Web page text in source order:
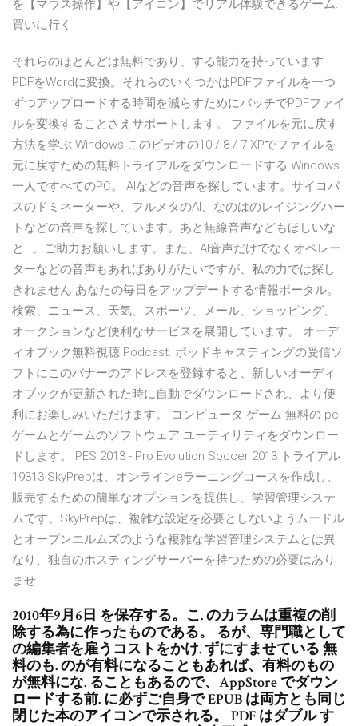
を【マウス操作】や【アイコン】でリアル体験できるゲーム:
買いに行く
それらのほとんどは無料であり、する能力を持っています
PDFをWordに変換。それらのいくつかはPDFファイルを一つ
ずつアップロードする時間を減らすためにバッチでPDFファイ
ルを変換することさえサポートします。 ファイルを元に戻す
方法を学ぶ Windows このビデオの10 / 8 / 7 XPでファイルを
元に戻すための無料トライアルをダウンロードする Windows
一人ですべてのPC。 AIなどの音声を探しています。サイコパ
スのドミネーターや、フルメタのAI、なのはのレイジングハー
トなどの音声を探しています。あと無線音声などもほしいな
と…。ご助力お願いします。また、AI音声だけでなくオペレー
ターなどの音声もあればありがたいですが、私の力では探し
きれません あなたの毎日をアップデートする情報ポータル。
検索、ニュース、天気、スポーツ、メール、ショッピング、
オークションなど便利なサービスを展開しています。 オーデ
ィオブック無料視聴 Podcast. ポッドキャスティングの受信ソ
フトにこのバナーのアドレスを登録すると、新しいオーディ
オブックが更新された時に自動でダウンロードされ、より便
利にお楽しみいただけます。 コンピュータ ゲーム 無料の pc
ゲームとゲームのソフトウェア ユーティリティをダウンロー
ドします。 PES 2013 - Pro Evolution Soccer 2013 トライアル
19313 SkyPrepは、オンラインeラーニングコースを作成し、
販売するための簡単なオプションを提供し、学習管理システ
ムです。SkyPrepは、複雑な設定を必要としないようムードル
とオープンエルムズのような複雑な学習管理システムとは異
なり、独自のホスティングサーバーを持つための必要はあり
ませ
2010年9月6日 を保存する。こ. のカラムは重複の削
除する為に作ったものである。 るが、専門職として
の編集者を雇うコストをかけ. ずにすませている 無
料のも. のが有料になることもあれば、有料のもの
が無料にな. ることもあるので、AppStore でダウン
ロードする前. に必ずご自身で EPUB は両方とも同じ
閉じた本のアイコンで示される。 PDF はダブル す